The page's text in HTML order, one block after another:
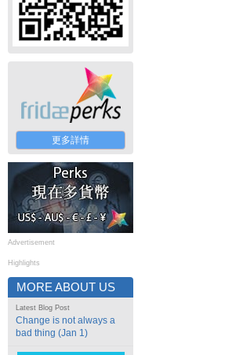
更多詳情
Advertisement
Highlights
MORE ABOUT US
Latest Blog Post
Change is not always a
bad thing (Jan 1)